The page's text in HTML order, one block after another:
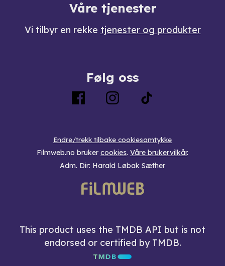
Våre tjenester
Vi tilbyr en rekke tjenester og produkter
Følg oss
Endre/trekk tilbake cookiesamtykke
Filmweb.no bruker cookies. Våre brukervilkår.
Adm. Dir: Harald Løbak Sæther
This product uses the TMDB API but is not
endorsed or certified by TMDB.